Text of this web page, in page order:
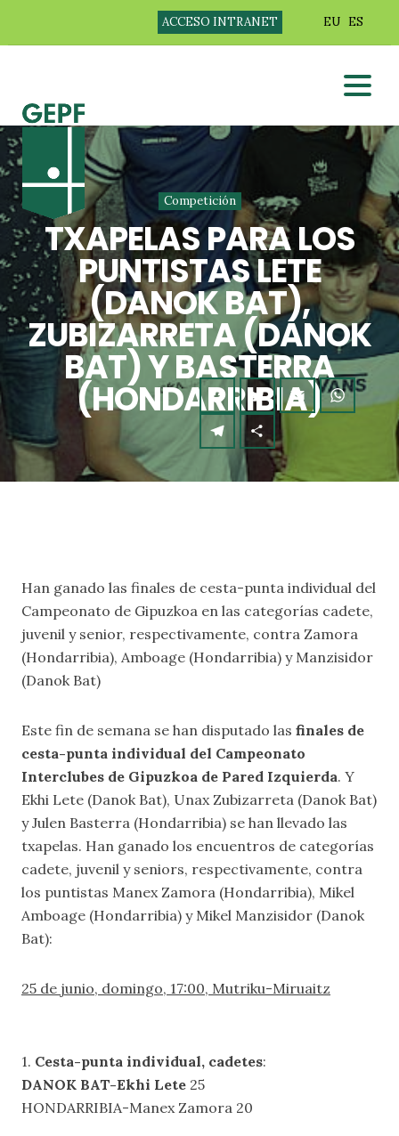
ACCESO INTRANET EU ES
Competición
TXAPELAS PARA LOS
PUNTISTAS LETE
(DANOK BAT),
ZUBIZARRETA (DANOK
BAT) Y BASTERRA
(HONDARRIBIA)
Han ganado las finales de cesta-punta individual del
Campeonato de Gipuzkoa en las categorías cadete,
juvenil y senior, respectivamente, contra Zamora
(Hondarribia), Amboage (Hondarribia) y Manzisidor
(Danok Bat)
Este fin de semana se han disputado las finales de
cesta-punta individual del Campeonato
Interclubes de Gipuzkoa de Pared Izquierda. Y
Ekhi Lete (Danok Bat), Unax Zubizarreta (Danok Bat)
y Julen Basterra (Hondarribia) se han llevado las
txapelas. Han ganado los encuentros de categorías
cadete, juvenil y seniors, respectivamente, contra
los puntistas Manex Zamora (Hondarribia), Mikel
Amboage (Hondarribia) y Mikel Manzisidor (Danok
Bat):
25 de junio, domingo, 17:00, Mutriku-Miruaitz
1. Cesta-punta individual, cadetes:
DANOK BAT-Ekhi Lete 25
HONDARRIBIA-Manex Zamora 20